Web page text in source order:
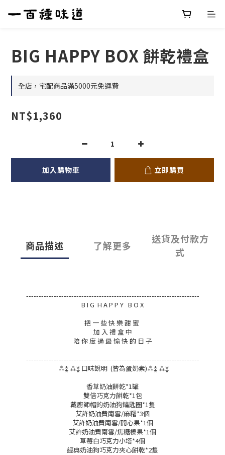
BIG HAPPY BOX 餅乾禮盒
全店，宅配商品滿5000元免運費
NT$1,360
加入購物車 立即購買
商品描述 了解更多
送貨及付款方
式
---------------------------------------------------------------------
B I G H A P P Y B O X
把 一 些 快 樂 甜 蜜
加 入 禮 盒 中
陪 你 度 過 最 愉 快 的 日 子
---------------------------------------------------------------------
⁂⁑ ⁂⁑ 口味說明 (皆為蛋奶素)⁂⁑ ⁂⁑
香草奶油餅乾*1罐
雙倍巧克力餅乾*1包
戴廚師帽的奶油狗鑰匙圈*1隻
艾許奶油費南雪/麻糬*3個
艾許奶油費南雪/開心果*1個
艾許奶油費南雪/焦糖榛果*1個
草莓白巧克力小塔*4個
經典奶油狗巧克力夾心餅乾*2隻